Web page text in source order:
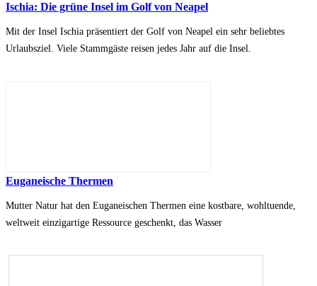
Ischia: Die grüne Insel im Golf von Neapel
Mit der Insel Ischia präsentiert der Golf von Neapel ein sehr beliebtes
Urlaubsziel. Viele Stammgäste reisen jedes Jahr auf die Insel.
Euganeische Thermen
Mutter Natur hat den Euganeischen Thermen eine kostbare, wohltuende,
weltweit einzigartige Ressource geschenkt, das Wasser